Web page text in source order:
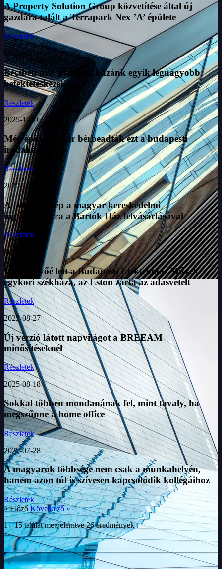
A Property Solution Group közvetítése által új
gazdára talált a Terrapark Nex ’A’ épülete
Részletek
2025-11-11
Bécsben nyit új irodát hazánk egyik legnagyobb
befektetéskezelője
Részletek
2025-10-16
Még épül, de már bérbeadták ezt a budapesti
irodaházat
Részletek
2025-10-01
A DRFG belép a magyar kereskedelmi
ingatlanpiacra a Bartók Ház felvásárlásával
Részletek
2025-09-10
Hazai vevőé lett a Budapesti Elektromos Művek
egykori székháza, az Eston zárta az adásvételt
Részletek
2025-08-27
Új verzió látott napvilágot a BREEAM
minősítéseknél
Részletek
2025-08-18
Sokkal többen mondanának fel, mint tavaly, ha
megszűnne a home office
Részletek
2025-07-28
A magyarok többsége nem csak a munkahelyén,
hanem azon túl is szívesen kapcsolódik kollégáihoz
Részletek
« Előző Következő »
1-15találat megjelenítve26eredmények